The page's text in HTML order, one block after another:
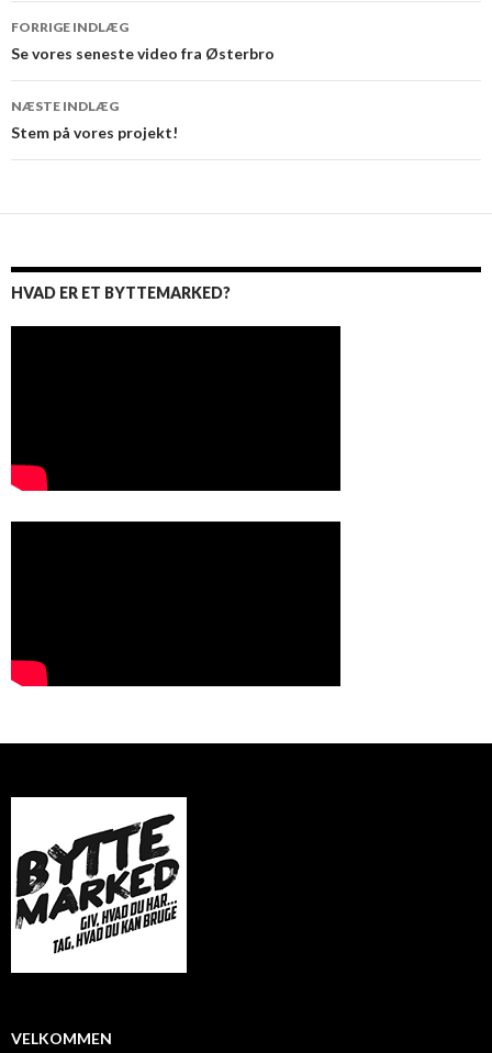
Indlæg
navigation
FORRIGE INDLÆG
Se vores seneste video fra Østerbro
NÆSTE INDLÆG
Stem på vores projekt!
HVAD ER ET BYTTEMARKED?
VELKOMMEN